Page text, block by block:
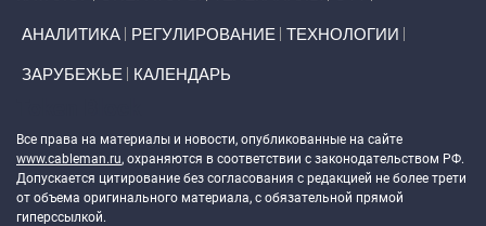
АНАЛИТИКА РЕГУЛИРОВАНИЕ ТЕХНОЛОГИИ
ЗАРУБЕЖЬЕ КАЛЕНДАРЬ
Все права на материалы и новости, опубликованные на сайте
www.cableman.ru, охраняются в соответствии с законодательством РФ.
Допускается цитирование без согласования с редакцией не более трети
от объема оригинального материала, с обязательной прямой
гиперссылкой.